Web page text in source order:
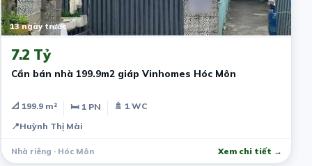
13 ngày trước
7.2 Tỷ
Cần bán nhà 199.9m2 giáp Vinhomes Hóc Môn
📐 199.9 m² 🛏 1 PN
🚿 1 WC
📍Huỳnh Thị Mài
Nhà riêng · Hóc Môn Xem chi tiết →